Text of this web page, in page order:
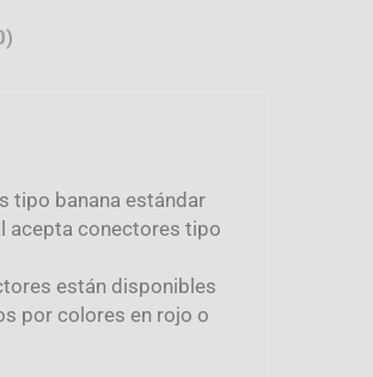
tipo banana estándar
acepta conectores tipo
están disponibles
por colores en rojo o